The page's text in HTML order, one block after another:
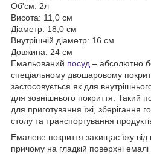
Об'єм: 2л
Висота: 11,0 см
Діаметр: 18,0 см
Внутрішній діаметр: 16 см
Довжина: 24 см
Емальований посуд – абсолютно
спеціальному двошаровому
застосовується як для
для зовнішнього покриття. Такий
для приготування їжі, зберігання
столу та транспортування
Емалеве покриття захищає їжу від
причому на гладкій поверхні